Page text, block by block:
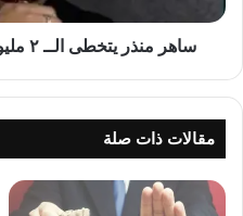
فـ
ساهر منذر يتخطى الــ ٢ مليون مُشاهدة ومُتابعة فـ مُحب
مقالات ذات صلة